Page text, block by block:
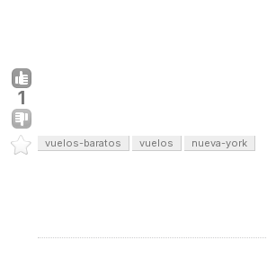
1
vuelos-baratos vuelos nueva-york